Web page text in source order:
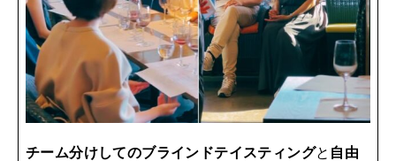
チーム分けしてのブラインドテイスティングと 自由